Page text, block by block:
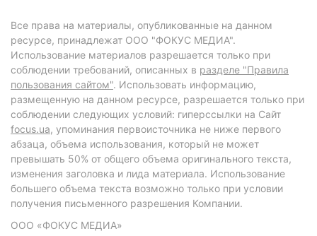
Все права на материалы, опубликованные на данном
ресурсе, принадлежат ООО "ФОКУС МЕДИА".
Использование материалов разрешается только при
соблюдении требований, описанных в разделе "Правила
пользования сайтом". Использовать информацию,
размещенную на данном ресурсе, разрешается только при
соблюдении следующих условий: гиперссылки на Сайт
focus.ua, упоминания первоисточника не ниже первого
абзаца, объема использования, который не может
превышать 50% от общего объема оригинального текста,
изменения заголовка и лида материала. Использование
большего объема текста возможно только при условии
получения письменного разрешения Компании.
ООО «ФОКУС МЕДИА»